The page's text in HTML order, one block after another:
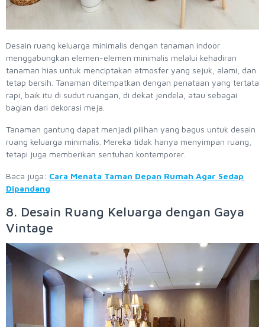
Desain ruang keluarga minimalis dengan tanaman indoor
menggabungkan elemen-elemen minimalis melalui kehadiran
tanaman hias untuk menciptakan atmosfer yang sejuk, alami, dan
tetap bersih. Tanaman ditempatkan dengan penataan yang tertata
rapi, baik itu di sudut ruangan, di dekat jendela, atau sebagai
bagian dari dekorasi meja.
Tanaman gantung dapat menjadi pilihan yang bagus untuk desain
ruang keluarga minimalis. Mereka tidak hanya menyimpan ruang,
tetapi juga memberikan sentuhan kontemporer.
Baca juga: Cara Menata Taman Depan Rumah Agar Sedap
Dipandang
8. Desain Ruang Keluarga dengan Gaya
Vintage